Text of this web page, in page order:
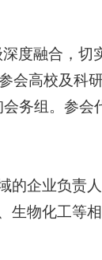
度融合，切
会高校及科
务组。参会
的企业负责
生物化工等